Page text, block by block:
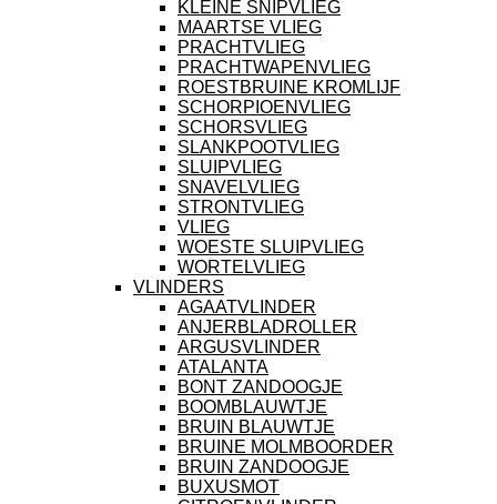
KLEINE SNIPVLIEG
MAARTSE VLIEG
PRACHTVLIEG
PRACHTWAPENVLIEG
ROESTBRUINE KROMLIJF
SCHORPIOENVLIEG
SCHORSVLIEG
SLANKPOOTVLIEG
SLUIPVLIEG
SNAVELVLIEG
STRONTVLIEG
VLIEG
WOESTE SLUIPVLIEG
WORTELVLIEG
VLINDERS
AGAATVLINDER
ANJERBLADROLLER
ARGUSVLINDER
ATALANTA
BONT ZANDOOGJE
BOOMBLAUWTJE
BRUIN BLAUWTJE
BRUINE MOLMBOORDER
BRUIN ZANDOOGJE
BUXUSMOT